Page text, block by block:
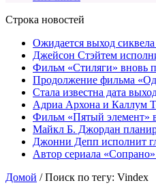
Строка новостей
Ожидается выход
Джейсон Стэйтем
Фильм «Стиляги» вновь
Продолжение фильма
Стала известна дата
Адриа Архона и Каллум
Фильм «Пятый элемент»
Майкл Б. Джордан
Джонни Депп исполнит
Автор сериала
Домой / Поиск по тегу: Vindex